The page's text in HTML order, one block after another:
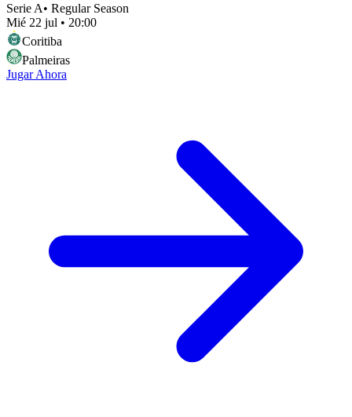
Serie A• Regular Season
Mié 22 jul • 20:00
Coritiba
Palmeiras
Jugar Ahora